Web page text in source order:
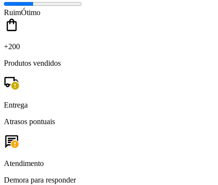
RuimÓtimo
+200
Produtos vendidos
Entrega
Atrasos pontuais
Atendimento
Demora para responder